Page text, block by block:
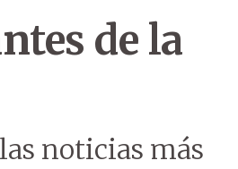
de la
noticias más